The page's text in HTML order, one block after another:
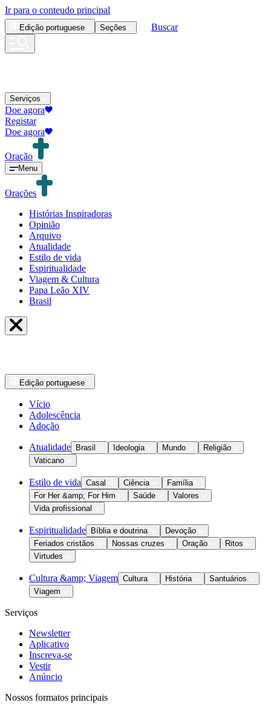
Ir para o conteudo principal
Edição portuguese Seções Buscar
Serviços
Doe agora
Registar
Doe agora
Oração
Menu
Orações
Histórias Inspiradoras
Opinião
Arquivo
Atualidade
Estilo de vida
Espiritualidade
Viagem & Cultura
Papa Leão XIV
Brasil
Edição portuguese
Vício
Adolescência
Adoção
Atualidade Brasil Ideologia Mundo
Religião
Vaticano
Estilo de vida Casal Ciência
Família
For Her &amp; For Him
Saúde
Valores
Vida profissional
Espiritualidade Bíblia e doutrina
Devoção
Feriados cristãos
Nossas cruzes Oração
Ritos
Virtudes
Cultura &amp; Viagem Cultura História
Santuários
Viagem
Serviços
Newsletter
Aplicativo
Inscreva-se
Vestir
Anúncio
Nossos formatos principais